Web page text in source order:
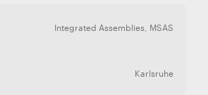
Integrated Assemblies MSAS
Karlsruhe